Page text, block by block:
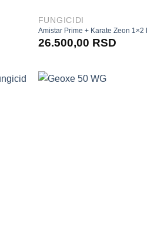
FUNGICIDI
Amistar Prime + Karate Zeon 1×2 l
26.500,00 RSD